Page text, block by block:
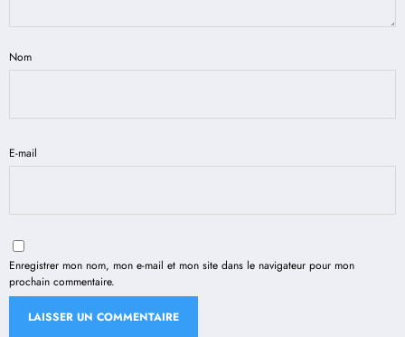
Nom
E-mail
Enregistrer mon nom, mon e-mail et mon site dans le navigateur pour mon
prochain commentaire.